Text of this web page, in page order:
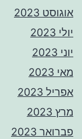
אוגוסט 2023
יולי 2023
יוני 2023
מאי 2023
אפריל 2023
מרץ 2023
פברואר 2023